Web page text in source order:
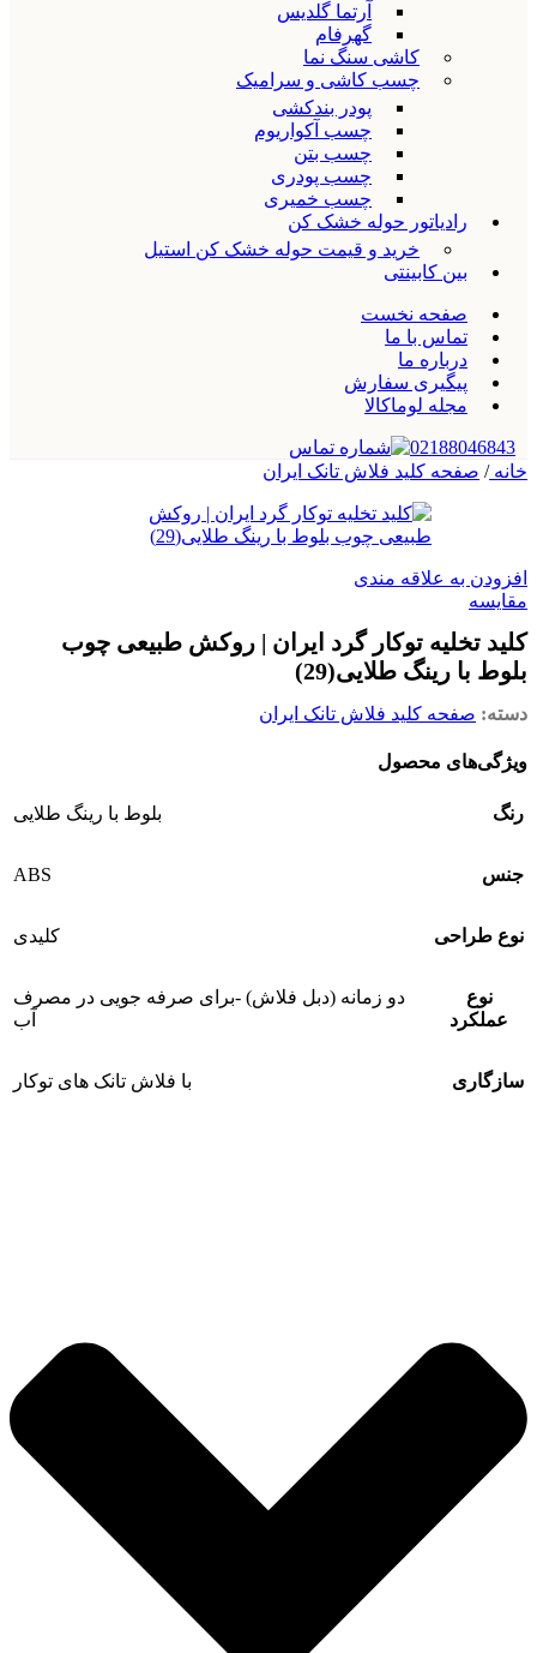
آرتما گلدیس
گهرفام
کاشی سنگ نما
چسب کاشی و سرامیک
پودر بندکشی
چسب آکواریوم
چسب بتن
چسب پودری
چسب خمیری
رادیاتور حوله خشک کن
خرید و قیمت حوله خشک کن استیل
بین کابینتی
صفحه نخست
تماس با ما
درباره ما
پیگیری سفارش
مجله لوماکالا
02188046843
خانه/ صفحه کلید فلاش تانک ایران
افزودن به علاقه مندی
مقایسه
کلید تخلیه توکار گرد ایران | روکش طبیعی چوب
بلوط با رینگ طلایی(29)
دسته: صفحه کلید فلاش تانک ایران
ویژگی‌های محصول
رنگ بلوط با رینگ طلایی
جنس ABS
نوع طراحی کلیدی
نوع
عملکرد
دو زمانه (دبل فلاش) -برای صرفه جویی در مصرف
آب
سازگاری با فلاش تانک های توکار